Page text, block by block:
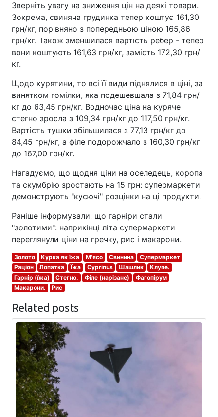
Зверніть увагу на зниження цін на деякі товари.
Зокрема, свиняча грудинка тепер коштує 161,30
грн/кг, порівняно з попередньою ціною 165,86
грн/кг. Також зменшилася вартість ребер - тепер
вони коштують 161,63 грн/кг, замість 172,30 грн/
кг.
Щодо курятини, то всі її види піднялися в ціні, за
винятком гомілки, яка подешевшала з 71,84 грн/
кг до 63,45 грн/кг. Водночас ціна на куряче
стегно зросла з 109,34 грн/кг до 117,50 грн/кг.
Вартість тушки збільшилася з 77,13 грн/кг до
84,45 грн/кг, а філе подорожчало з 160,30 грн/кг
до 167,00 грн/кг.
Нагадуємо, що щодня ціни на оселедець, коропа
та скумбрію зростають на 15 грн: супермаркети
демонструють "кусючі" розцінки на ці продукти.
Раніше інформували, що гарніри стали
"золотими": наприкінці літа супермаркети
переглянули ціни на гречку, рис і макарони.
Золото Курка як їжа М'ясо Свинина
Супермаркет
Раціон
Лопатка Їжа Cyprinus Шашлик
Клупе.
Гарнір (їжа)
Стегно. Філе (нарізане)
Фагопірум
Макарони.
Рис
Related posts